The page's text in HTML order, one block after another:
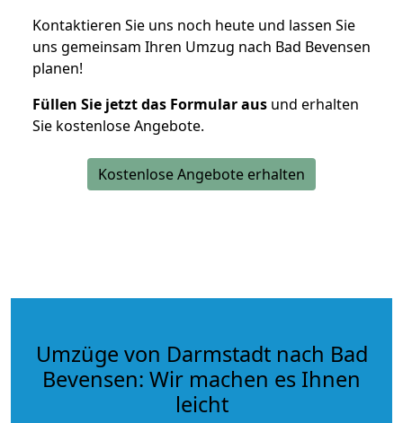
Kontaktieren Sie uns noch heute und lassen Sie
uns gemeinsam Ihren Umzug nach Bad Bevensen
planen!
Füllen Sie jetzt das Formular aus und erhalten
Sie kostenlose Angebote.
Kostenlose Angebote erhalten
Umzüge von Darmstadt nach Bad
Bevensen: Wir machen es Ihnen
leicht